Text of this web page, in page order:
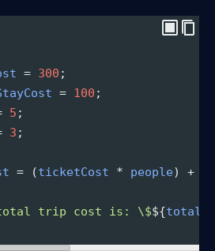
= 300 ;
= 100 ;
5 ;
3 ;
= (ticketCost * people) +
total trip cost is: \$${